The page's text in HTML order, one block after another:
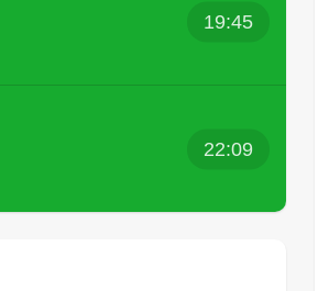
19:45
22:09